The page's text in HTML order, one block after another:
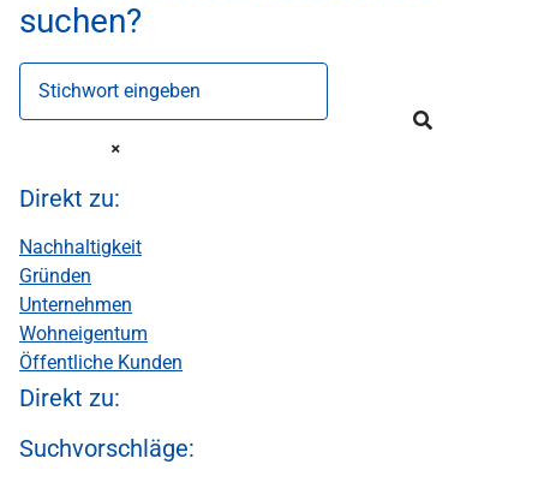
suchen?
Stichwort eingeben
Direkt zu:
Nachhaltigkeit
Gründen
Unternehmen
Wohneigentum
Öffentliche Kunden
Direkt zu:
Suchvorschläge: